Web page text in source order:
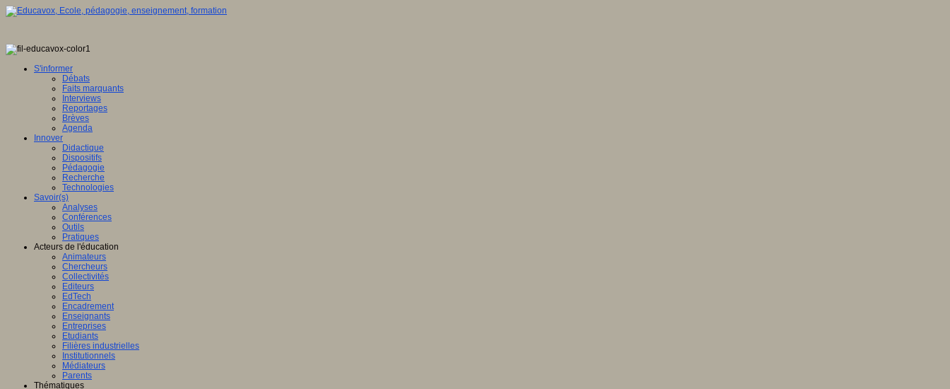
S'informer
Débats
Faits marquants
Interviews
Reportages
Brèves
Agenda
Innover
Didactique
Dispositifs
Pédagogie
Recherche
Technologies
Savoir(s)
Analyses
Conférences
Outils
Pratiques
Acteurs de l'éducation
Animateurs
Chercheurs
Collectivités
Editeurs
EdTech
Encadrement
Enseignants
Entreprises
Etudiants
Filières industrielles
Institutionnels
Médiateurs
Parents
Thématiques